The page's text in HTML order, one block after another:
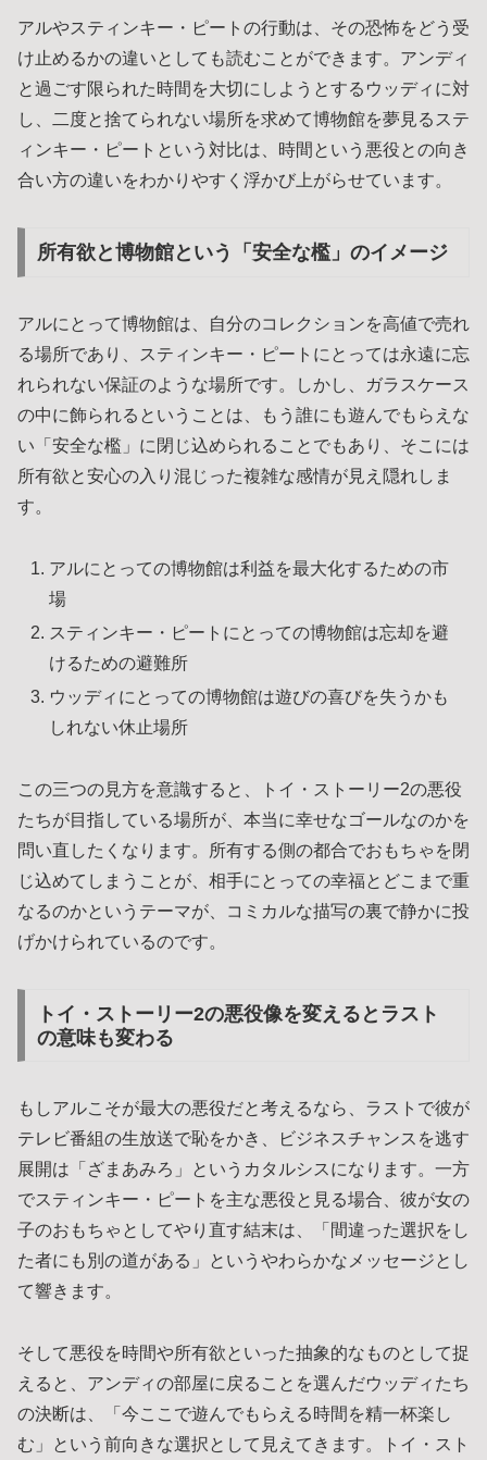
アルやスティンキー・ピートの行動は、その恐怖をどう受
け止めるかの違いとしても読むことができます。アンディ
と過ごす限られた時間を大切にしようとするウッディに対
し、二度と捨てられない場所を求めて博物館を夢見るステ
ィンキー・ピートという対比は、時間という悪役との向き
合い方の違いをわかりやすく浮かび上がらせています。
所有欲と博物館という「安全な檻」のイメージ
アルにとって博物館は、自分のコレクションを高値で売れ
る場所であり、スティンキー・ピートにとっては永遠に忘
れられない保証のような場所です。しかし、ガラスケース
の中に飾られるということは、もう誰にも遊んでもらえな
い「安全な檻」に閉じ込められることでもあり、そこには
所有欲と安心の入り混じった複雑な感情が見え隠れしま
す。
アルにとっての博物館は利益を最大化するための市
場
スティンキー・ピートにとっての博物館は忘却を避
けるための避難所
ウッディにとっての博物館は遊びの喜びを失うかも
しれない休止場所
この三つの見方を意識すると、トイ・ストーリー2の悪役
たちが目指している場所が、本当に幸せなゴールなのかを
問い直したくなります。所有する側の都合でおもちゃを閉
じ込めてしまうことが、相手にとっての幸福とどこまで重
なるのかというテーマが、コミカルな描写の裏で静かに投
げかけられているのです。
トイ・ストーリー2の悪役像を変えるとラスト
の意味も変わる
もしアルこそが最大の悪役だと考えるなら、ラストで彼が
テレビ番組の生放送で恥をかき、ビジネスチャンスを逃す
展開は「ざまあみろ」というカタルシスになります。一方
でスティンキー・ピートを主な悪役と見る場合、彼が女の
子のおもちゃとしてやり直す結末は、「間違った選択をし
た者にも別の道がある」というやわらかなメッセージとし
て響きます。
そして悪役を時間や所有欲といった抽象的なものとして捉
えると、アンディの部屋に戻ることを選んだウッディたち
の決断は、「今ここで遊んでもらえる時間を精一杯楽し
む」という前向きな選択として見えてきます。トイ・スト